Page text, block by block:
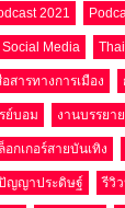
2021
Social Media
สารทางการเมือง
ย์บอม งานบรรยา
อกเกอร์สายบันเทิง
ญญาประดิษฐ์ รีวิ